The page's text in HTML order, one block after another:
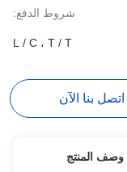
شروط الدفع:
L / C ، T / T
اتصل بنا الآن
وصف المنتج